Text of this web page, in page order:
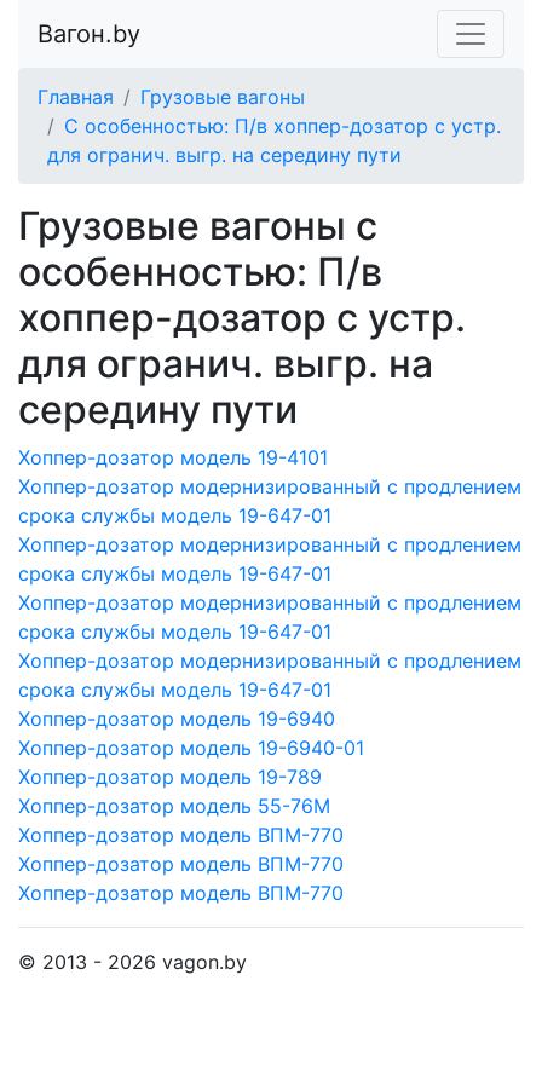
Вагон.by
Главная
Грузовые вагоны
С особенностью: П/в хоппер-дозатор с устр.
для огранич. выгр. на середину пути
Грузовые вагоны с
особенностью: П/в
хоппер-дозатор с устр.
для огранич. выгр. на
середину пути
Хоппер-дозатор модель 19-4101
Хоппер-дозатор модернизированный с продлением
срока службы модель 19-647-01
Хоппер-дозатор модернизированный с продлением
срока службы модель 19-647-01
Хоппер-дозатор модернизированный с продлением
срока службы модель 19-647-01
Хоппер-дозатор модернизированный с продлением
срока службы модель 19-647-01
Хоппер-дозатор модель 19-6940
Хоппер-дозатор модель 19-6940-01
Хоппер-дозатор модель 19-789
Хоппер-дозатор модель 55-76М
Хоппер-дозатор модель ВПМ-770
Хоппер-дозатор модель ВПМ-770
Хоппер-дозатор модель ВПМ-770
© 2013 - 2026 vagon.by